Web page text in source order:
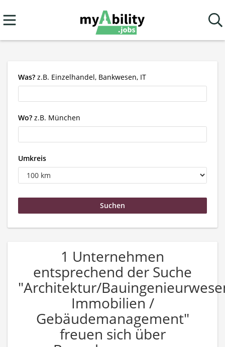
Was? z.B. Einzelhandel, Bankwesen, IT
Wo? z.B. München
Umkreis
1 Unternehmen
entsprechend der Suche
"Architektur/
Immobilien /
Gebäudemanagement"
freuen sich über